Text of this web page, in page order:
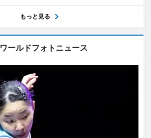
もっと見る
ワールドフォトニュース